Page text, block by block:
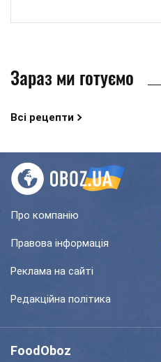
Зараз ми готуємо
Всі рецепти
Про компанію
Правова інформація
Реклама на сайті
Редакційна політика
FoodOboz